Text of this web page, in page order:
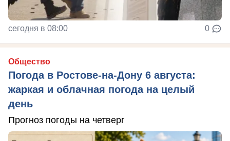
сегодня в 08:00 0
Общество
Погода в Ростове-на-Дону 6 августа:
жаркая и облачная погода на целый
день
Прогноз погоды на четверг